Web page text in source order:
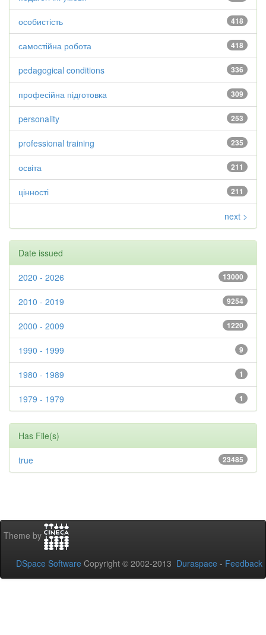
418
особистість
418
самостійна робота
336
pedagogical conditions
309
професійна підготовка
253
personality
235
professional training
211
освіта
211
цінності
next >
Date issued
13000
2020 - 2026
9254
2010 - 2019
1220
2000 - 2009
9
1990 - 1999
1
1980 - 1989
1
1979 - 1979
Has File(s)
23485
true
Theme by
DSpace Software Copyright © 2002-2013 Duraspace - Feedback